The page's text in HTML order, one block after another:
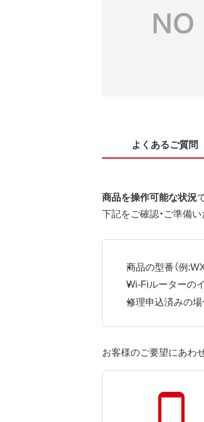
よくあるご質問
商品を操作可能な状況
下記をご確認・ご準備
商品の型番（例
Wi-Fiルーターの
修理申込済みの場
お客様のご要望にあわ